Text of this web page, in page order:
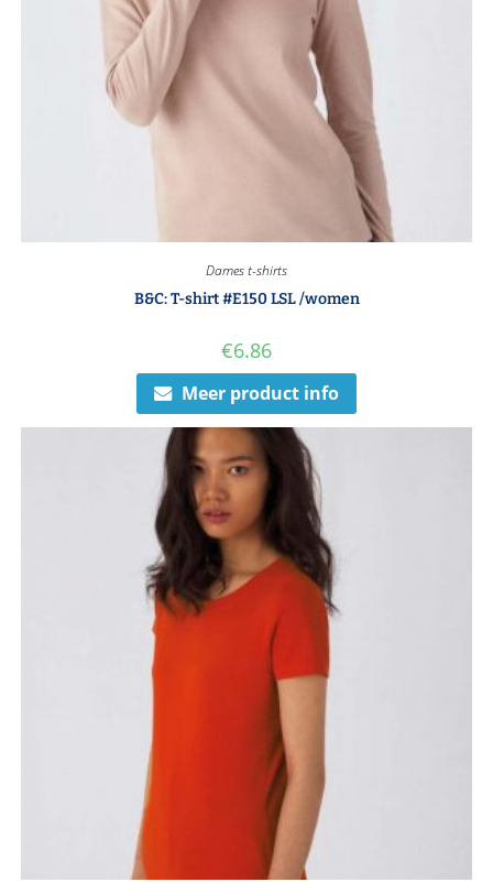
Dames t-shirts
B&C: T-shirt #E150 LSL /women
€6.86
Meer product info